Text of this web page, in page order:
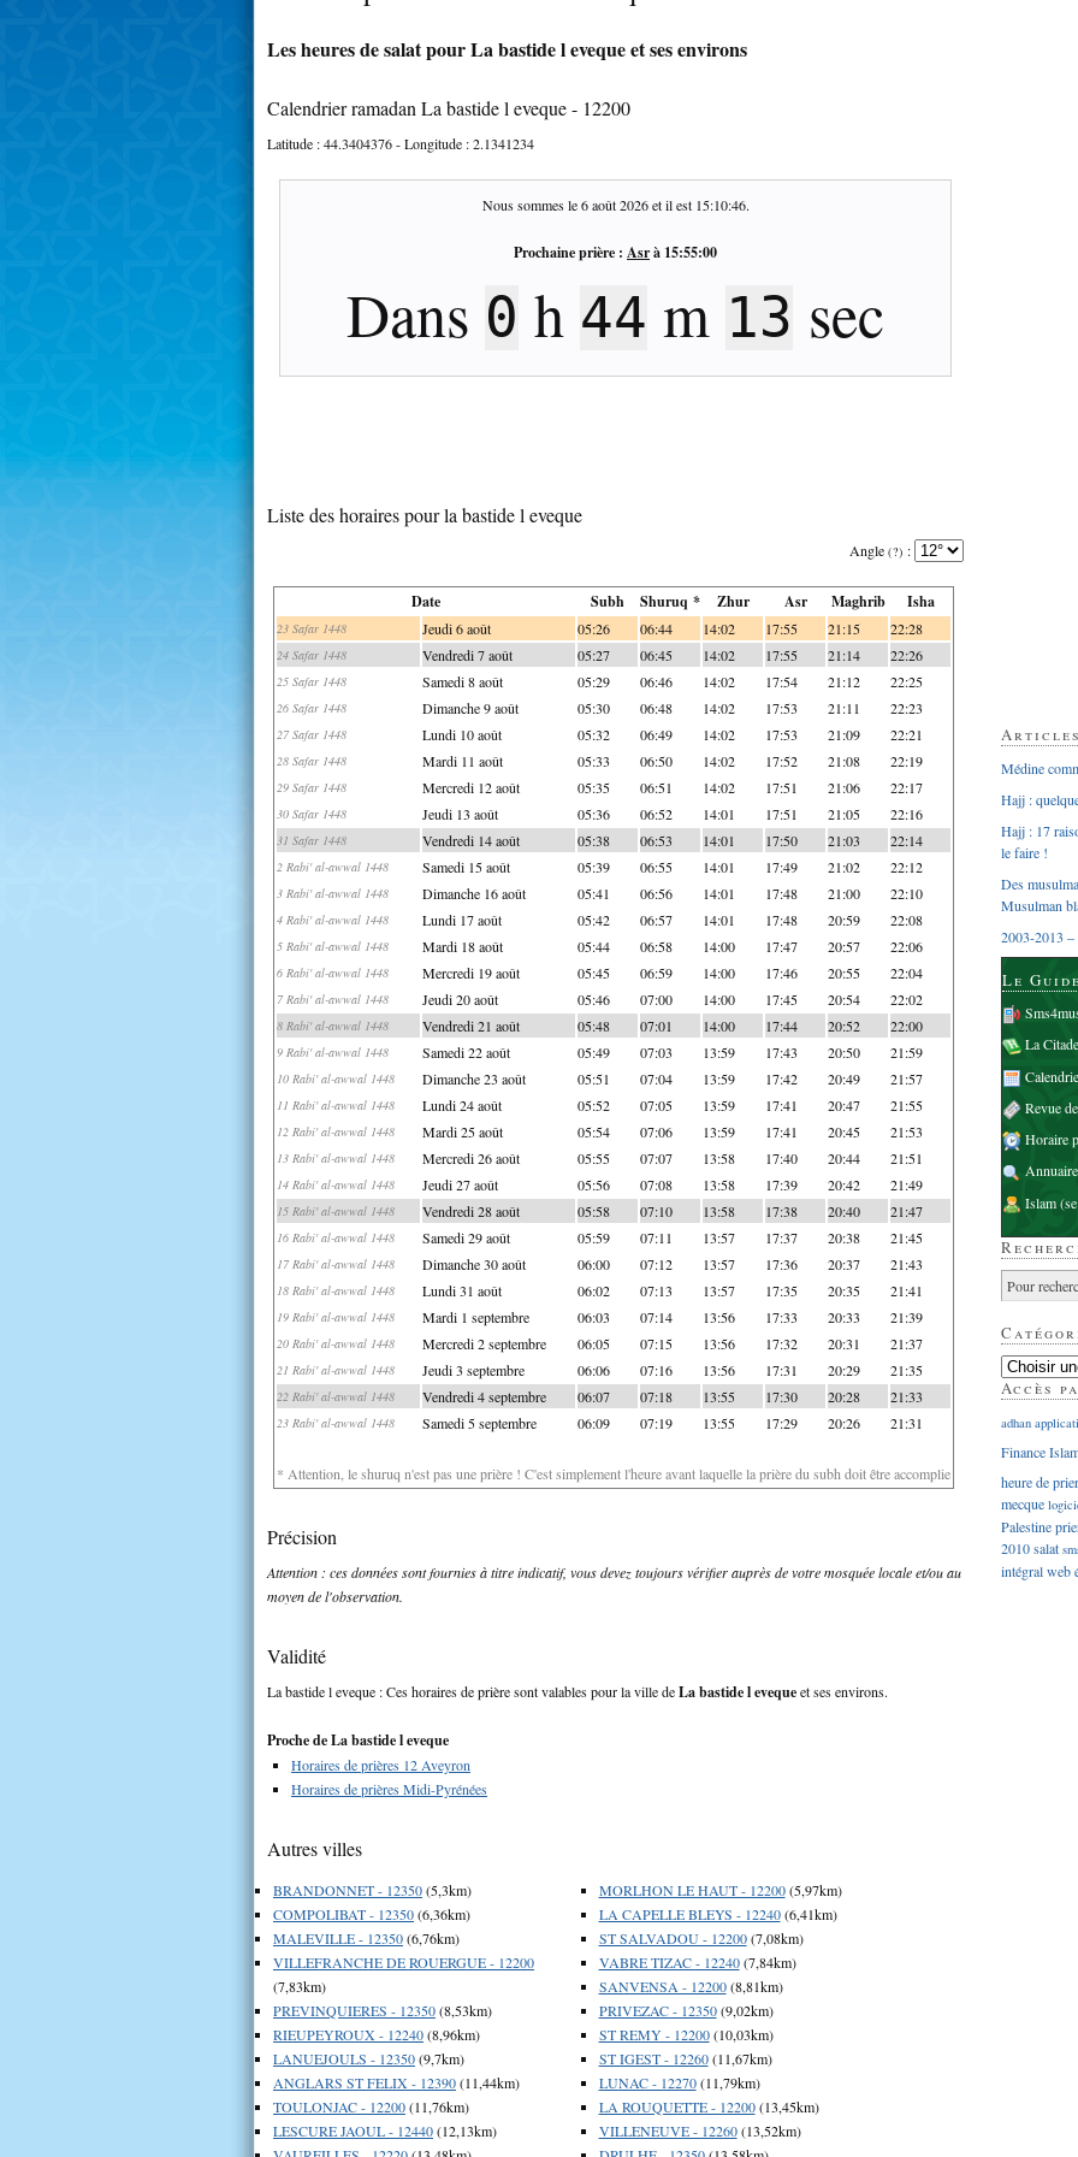
Les heures de salat pour La bastide l eveque et ses environs
Calendrier ramadan La bastide l eveque - 12200
Latitude :44.3404376- Longitude :2.1341234
Nous sommes le6 août 2026et il est 15:10:47.
Prochaine prière : Asrà 15:55:00
Dans 0 h 44 m 12 sec
Liste des horaires pour la bastide l eveque
Angle (?) :
Date Subh Shuruq * Zhur Asr Maghrib Isha
23 Safar 1448 Jeudi 6 août 05:26 06:44 14:02 17:55 21:15 22:28
24 Safar 1448 Vendredi 7 août 05:27 06:45 14:02 17:55 21:14 22:26
25 Safar 1448 Samedi 8 août 05:29 06:46 14:02 17:54 21:12 22:25
26 Safar 1448 Dimanche 9 août 05:30 06:48 14:02 17:53 21:11 22:23
27 Safar 1448 Lundi 10 août 05:32 06:49 14:02 17:53 21:09 22:21
28 Safar 1448 Mardi 11 août 05:33 06:50 14:02 17:52 21:08 22:19
29 Safar 1448 Mercredi 12 août 05:35 06:51 14:02 17:51 21:06 22:17
30 Safar 1448 Jeudi 13 août 05:36 06:52 14:01 17:51 21:05 22:16
31 Safar 1448 Vendredi 14 août 05:38 06:53 14:01 17:50 21:03 22:14
2 Rabi' al-awwal 1448 Samedi 15 août 05:39 06:55 14:01 17:49 21:02 22:12
3 Rabi' al-awwal 1448 Dimanche 16 août 05:41 06:56 14:01 17:48 21:00 22:10
4 Rabi' al-awwal 1448 Lundi 17 août 05:42 06:57 14:01 17:48 20:59 22:08
5 Rabi' al-awwal 1448 Mardi 18 août 05:44 06:58 14:00 17:47 20:57 22:06
6 Rabi' al-awwal 1448 Mercredi 19 août 05:45 06:59 14:00 17:46 20:55 22:04
7 Rabi' al-awwal 1448 Jeudi 20 août 05:46 07:00 14:00 17:45 20:54 22:02
8 Rabi' al-awwal 1448 Vendredi 21 août 05:48 07:01 14:00 17:44 20:52 22:00
9 Rabi' al-awwal 1448 Samedi 22 août 05:49 07:03 13:59 17:43 20:50 21:59
10 Rabi' al-awwal 1448 Dimanche 23 août 05:51 07:04 13:59 17:42 20:49 21:57
11 Rabi' al-awwal 1448 Lundi 24 août 05:52 07:05 13:59 17:41 20:47 21:55
12 Rabi' al-awwal 1448 Mardi 25 août 05:54 07:06 13:59 17:41 20:45 21:53
13 Rabi' al-awwal 1448 Mercredi 26 août 05:55 07:07 13:58 17:40 20:44 21:51
14 Rabi' al-awwal 1448 Jeudi 27 août 05:56 07:08 13:58 17:39 20:42 21:49
15 Rabi' al-awwal 1448 Vendredi 28 août 05:58 07:10 13:58 17:38 20:40 21:47
16 Rabi' al-awwal 1448 Samedi 29 août 05:59 07:11 13:57 17:37 20:38 21:45
17 Rabi' al-awwal 1448 Dimanche 30 août 06:00 07:12 13:57 17:36 20:37 21:43
18 Rabi' al-awwal 1448 Lundi 31 août 06:02 07:13 13:57 17:35 20:35 21:41
19 Rabi' al-awwal 1448 Mardi 1 septembre 06:03 07:14 13:56 17:33 20:33 21:39
20 Rabi' al-awwal 1448 Mercredi 2 septembre 06:05 07:15 13:56 17:32 20:31 21:37
21 Rabi' al-awwal 1448 Jeudi 3 septembre 06:06 07:16 13:56 17:31 20:29 21:35
22 Rabi' al-awwal 1448 Vendredi 4 septembre 06:07 07:18 13:55 17:30 20:28 21:33
23 Rabi' al-awwal 1448 Samedi 5 septembre 06:09 07:19 13:55 17:29 20:26 21:31
* Attention, le shuruq n'est pas une prière ! C'est simplement l'heure avant laquelle la prière du subh doit être accomplie
Précision
Attention : ces données sont fournies à titre indicatif, vous devez toujours vérifier auprès de votre mosquée locale et/ou au
moyen de l'observation.
Validité
La bastide l eveque : Ces horaires de prière sont valables pour la ville deLa bastide l evequeet ses environs.
Proche de La bastide l eveque
Horaires de prières 12 Aveyron
Horaires de prières Midi-Pyrénées
Autres villes
BRANDONNET - 12350(5,3km)
COMPOLIBAT - 12350(6,36km)
MALEVILLE - 12350(6,76km)
VILLEFRANCHE DE ROUERGUE - 12200
(7,83km)
PREVINQUIERES - 12350(8,53km)
RIEUPEYROUX - 12240(8,96km)
LANUEJOULS - 12350(9,7km)
ANGLARS ST FELIX - 12390(11,44km)
TOULONJAC - 12200(11,76km)
LESCURE JAOUL - 12440(12,13km)
MORLHON LE HAUT - 12200(5,97km)
LA CAPELLE BLEYS - 12240(6,41km)
ST SALVADOU - 12200(7,08km)
VABRE TIZAC - 12240(7,84km)
SANVENSA - 12200(8,81km)
PRIVEZAC - 12350(9,02km)
ST REMY - 12200(10,03km)
ST IGEST - 12260(11,67km)
LUNAC - 12270(11,79km)
LA ROUQUETTE - 12200(13,45km)
VILLENEUVE - 12260(13,52km)
Médine
Hajj :
Hajj : 17
le faire !
Des
Musulman
2003-2013 –
Le
La
Revue
Horaire
Islam
Accès
adhan
Finance
heure de
mecque
Palestine
2010salat
intégralweb